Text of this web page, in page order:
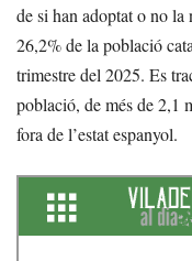
de si han adoptat o no la
26,2% de la població
trimestre del 2025. Es
població, de més de 2,1
fora de l’estat espanyol.